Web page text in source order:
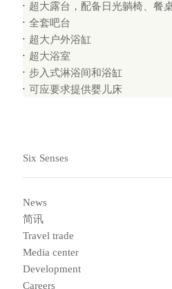
超大露台，配备日光躺椅、餐
全套吧台
超大户外浴缸
超大浴室
步入式淋浴间和浴缸
可应要求提供婴儿床
Six Senses
News
简讯
Travel trade
Media center
Development
Careers